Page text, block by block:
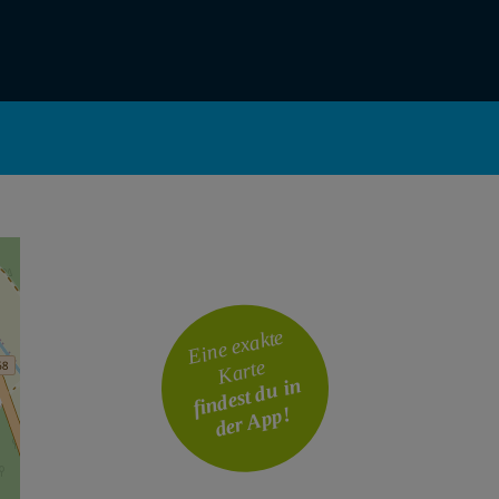
Eine exakte
Karte
findest du in
der App!